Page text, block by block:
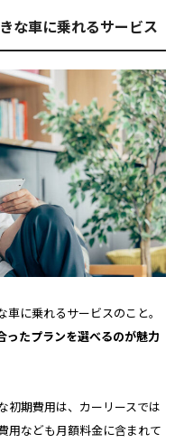
な車に乗れるサービス
車に乗れるサービスのこと。
ったプランを選べるのが魅力
初期費用は、カーリースでは
用なども月額料金に含まれて
定比較サイト
腕脱毛
橋 買取査定
おすすめ
事制限 食事指導
駐車場サイト
高額査定